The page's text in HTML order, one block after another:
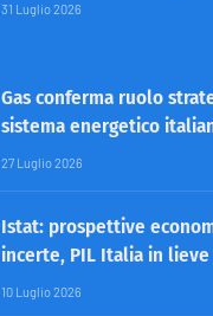
31 Luglio 2026
Gas conferma ruolo
sistema energetico
27 Luglio 2026
Istat: prospettive
incerte, PIL Italia in lieve
10 Luglio 2026